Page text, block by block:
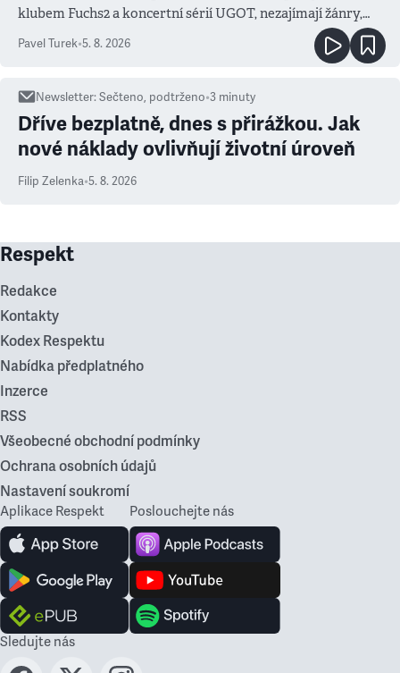
klubem Fuchs2 a koncertní sérií UGOT, nezajímají žánry,
ale atmosféra
Pavel Turek•5. 8. 2026
Newsletter:Sečteno, podtrženo•3 minuty
Dříve bezplatně, dnes s přirážkou. Jak
nové náklady ovlivňují životní úroveň
Filip Zelenka•5. 8. 2026
Respekt
Redakce
Kontakty
Kodex Respektu
Nabídka předplatného
Inzerce
RSS
Všeobecné obchodní podmínky
Ochrana osobních údajů
Nastavení soukromí
Aplikace Respekt Poslouchejte nás
Sledujte nás